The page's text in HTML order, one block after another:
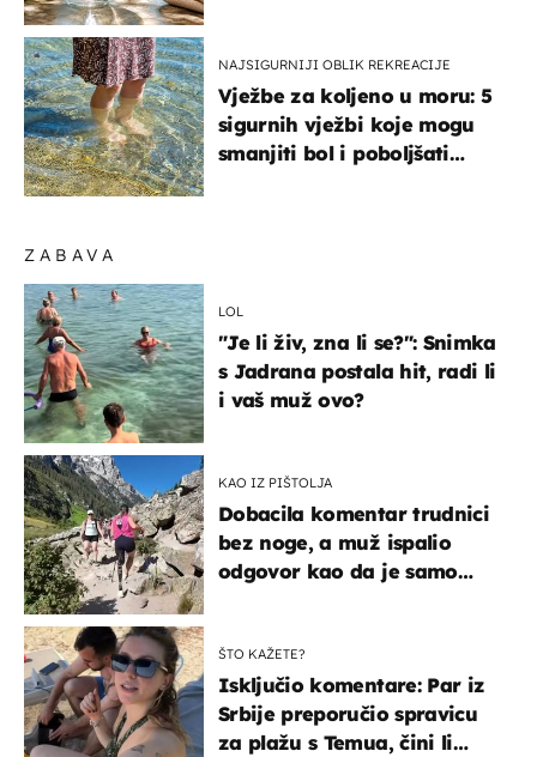
ZABAVA
LOL
"Je li živ, zna li se?": Snimka
s Jadrana postala hit, radi li
i vaš muž ovo?
KAO IZ PIŠTOLJA
Dobacila komentar trudnici
bez noge, a muž ispalio
odgovor kao da je samo
ŠTO KAŽETE?
Isključio komentare: Par iz
Srbije preporučio spravicu
za plažu s Temua, čini li
NAJSIGURNIJI OBLIK REKREACIJE
Vježbe za koljeno u moru: 5
sigurnih vježbi koje mogu
smanjiti bol i poboljšati